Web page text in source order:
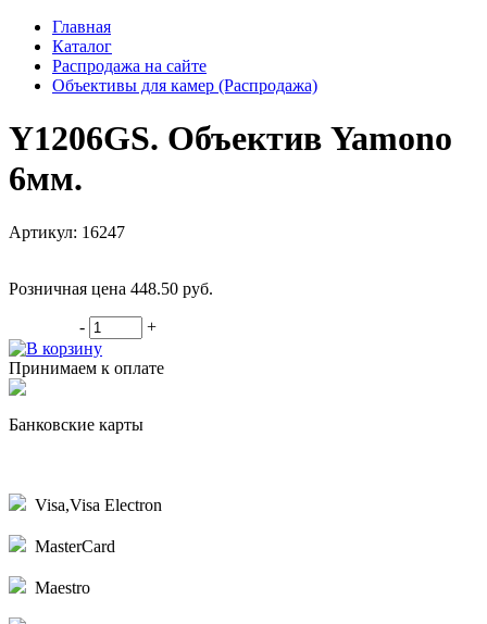
Главная
Каталог
Распродажа на сайте
Объективы для камер (Распродажа)
Y1206GS. Объектив Yamono
6мм.
Артикул: 16247
Розничная цена 448.50 руб.
-
+
В корзину
Принимаем к оплате
Банковские карты
Visa,Visa Electron
MasterCard
Maestro